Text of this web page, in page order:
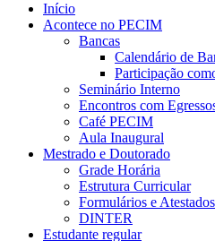
Início
Acontece no PECIM
Bancas
Calendário de
Participação
Seminário Interno
Encontros com
Café PECIM
Aula Inaugural
Mestrado e Doutorado
Grade Horária
Estrutura Curricular
Formulários e Atestados
DINTER
Estudante regular